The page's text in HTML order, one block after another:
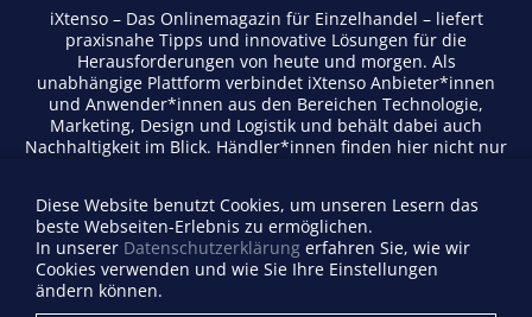
iXtenso – Das Onlinemagazin für Einzelhandel – liefert
praxisnahe Tipps und innovative Lösungen für die
Herausforderungen von heute und morgen. Als
unabhängige Plattform verbindet iXtenso Anbieter*innen
und Anwender*innen aus den Bereichen Technologie,
Marketing, Design und Logistik und behält dabei auch
Nachhaltigkeit im Blick. Händler*innen finden hier nicht nur
lebendigen Schreibstil und relevantem Content fördert das
Magazin den Austausch innerhalb der Retail-Community.
Ob digitale Trends oder praktische Alltagstipps – iXtenso
macht Wissen für den Handel zugänglich.
Diese Website benutzt Cookies, um unseren Lesern das
beste Webseiten-Erlebnis zu ermöglichen.
In unserer Datenschutzerklärung erfahren Sie, wie wir
Cookies verwenden und wie Sie Ihre Einstellungen
ändern können.